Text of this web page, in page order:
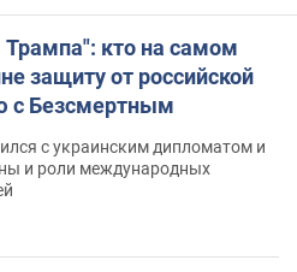
Трампа": кто на самом
защиту от российской
с Безсмертным
с украинским дипломатом и
и роли международных